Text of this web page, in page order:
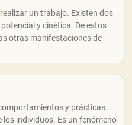
un trabajo. Existen dos
y cinética. De estos
otras manifestaciones de
y prácticas
los individuos. Es un fenómeno